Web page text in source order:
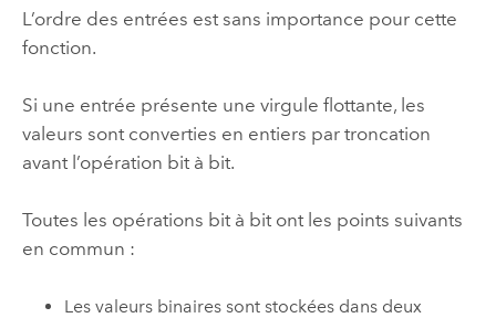
L’ordre des entrées est sans importance pour cette
fonction.
Si une entrée présente une virgule flottante, les
valeurs sont converties en entiers par troncation
avant l’opération bit à bit.
Toutes les opérations bit à bit ont les points suivants
en commun :
Les valeurs binaires sont stockées dans deux